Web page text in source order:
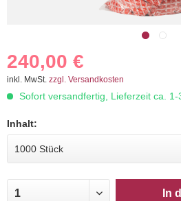
240,00 €
inkl. MwSt. zzgl. Versandkosten
Sofort versandfertig, Lieferzeit ca. 1-
Inhalt:
In